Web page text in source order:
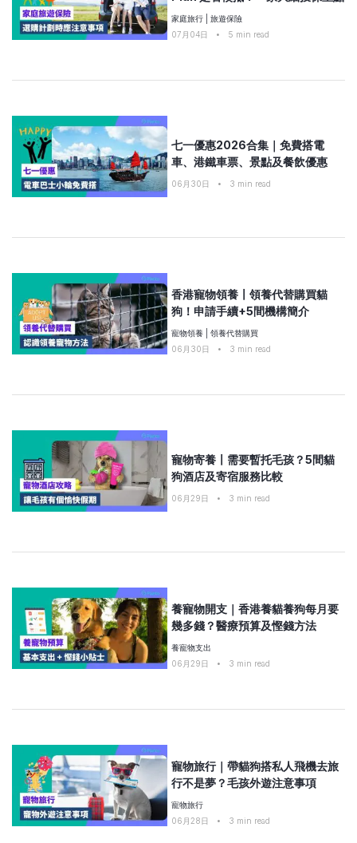
家庭旅行
旅遊保險
07月04日
• 5 min read
七一優惠2026合集｜免費搭電
車、港鐵車票、景點及餐飲優惠
06月30日 • 3 min read
香港寵物領養〡領養代替購買貓
狗！申請手續+5間機構簡介
寵物領養
領養代替購買
06月30日
• 3 min read
寵物寄養〡需要暫托毛孩？5間貓
狗酒店及寄宿服務比較
06月29日 • 3 min read
養寵物開支｜香港養貓養狗每月要
幾多錢？醫療預算及慳錢方法
養寵物支出
06月29日
• 3 min read
寵物旅行｜帶貓狗搭私人飛機去旅
行不是夢？毛孩外遊注意事項
寵物旅行
06月28日
• 3 min read